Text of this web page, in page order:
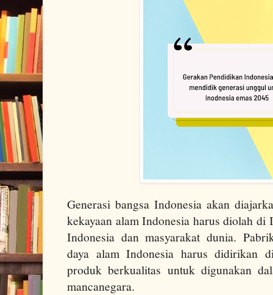
Generasi bangsa Indonesia akan
kekayaan alam Indonesia harus diolah
Indonesia dan masyarakat dunia.
daya alam Indonesia harus didirikan
produk berkualitas untuk digunakan
mancanegara.